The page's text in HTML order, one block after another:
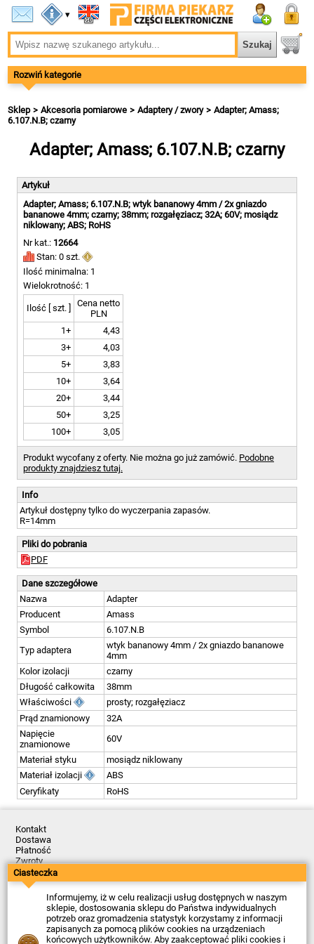
▾
Rozwiń kategorie
Sklep Akcesoria pomiarowe Adaptery / zwory
Adapter; Amass;
6.107.N.B; czarny
Adapter; Amass; 6.107.N.B; czarny
Artykuł
Adapter; Amass; 6.107.N.B; wtyk bananowy 4mm / 2x gniazdo
bananowe 4mm; czarny; 38mm; rozgałęziacz; 32A; 60V; mosiądz
niklowany; ABS; RoHS
Nr kat.: 12664
Stan: 0 szt.
Ilość minimalna: 1
Wielokrotność: 1
Ilość [ szt. ]
Cena netto
PLN
1+
4,43
3+
4,03
5+
3,83
10+
3,64
20+
3,44
50+
3,25
100+
3,05
Produkt wycofany z oferty. Nie można go już zamówić. Podobne
produkty znajdziesz tutaj.
Info
Artykuł dostępny tylko do wyczerpania zapasów.
R=14mm
Pliki do pobrania
PDF
Dane szczegółowe
Nazwa
Adapter
Producent
Amass
Symbol
6.107.N.B
Typ adaptera
wtyk bananowy 4mm / 2x gniazdo bananowe
4mm
Kolor izolacji
czarny
Długość całkowita
38mm
Właściwości
prosty; rozgałęziacz
Prąd znamionowy
32A
Napięcie
znamionowe
60V
Materiał styku
mosiądz niklowany
Materiał izolacji
ABS
Ceryfikaty
RoHS
Kontakt
Dostawa
Płatność
Zwroty
Reklamacje
Regulamin
Polityka Prywatności
O Firmie
Data ostatniej aktualizacji: 2026-08-07
© Firma Piekarz Sp. z o.o. 2000-2026
Ciasteczka
Informujemy, iż w celu realizacji usług dostępnych w naszym
sklepie, dostosowania sklepu do Państwa indywidualnych
potrzeb oraz gromadzenia statystyk korzystamy z informacji
zapisanych za pomocą plików cookies na urządzeniach
końcowych użytkowników. Aby zaakceptować pliki cookies i